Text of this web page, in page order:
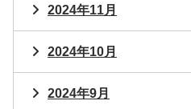
2024年11月
2024年10月
2024年9月